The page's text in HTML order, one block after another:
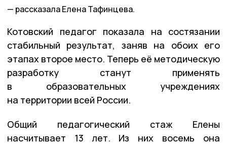
рассказала Елена Тафинцева.
Котовский педагог показала на состязании
стабильный результат, заняв на обоих его
этапах второе место. Теперь её методическую
разработку станут применять
в образовательных учреждениях
на территории всей России.
Общий педагогический стаж Елены
насчитывает 13 лет. Из них восемь она